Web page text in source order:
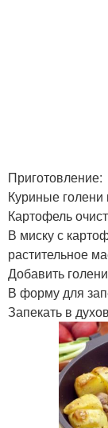
Приготовление:
Куриные
Картофель
В миску с
растительное
Добавить
В форму для
Запекать в